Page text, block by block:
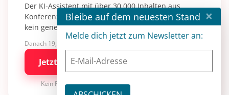
Der KI-Assistent mit über 30.000 Inhalten aus
Konferenzsessions, Fachartikeln und Tutorials –
kein generisches KI-Wissen.
Danach 19,90 €/Monat mit entwickler.de BASIC
Jetzt kostenlos testen
Kein Risiko · jederzeit kündbar
Bleibe auf dem neuesten Stand ×
Melde dich jetzt zum Newsletter an: